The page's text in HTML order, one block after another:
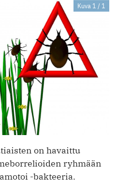
Kuva 1 / 1
on havaittu
ryhmään
-bakteeria.